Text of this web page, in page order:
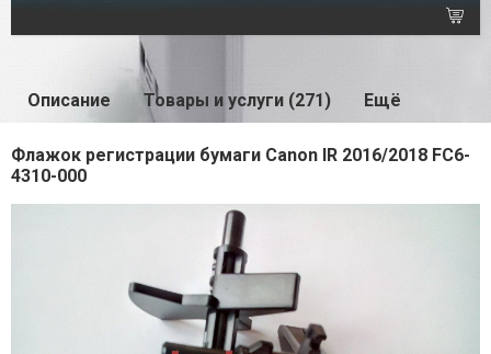
Описание Товары и услуги (271) Ещё
Флажок регистрации бумаги Canon IR 2016/2018 FC6-
4310-000